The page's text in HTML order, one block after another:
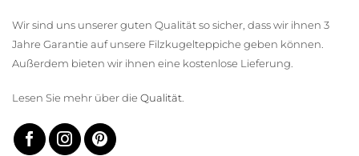
Wir sind uns unserer guten Qualität so sicher, dass wir ihnen 3
Jahre Garantie auf unsere Filzkugelteppiche geben können.
Außerdem bieten wir ihnen eine kostenlose Lieferung.
Lesen Sie mehr über die Qualität.